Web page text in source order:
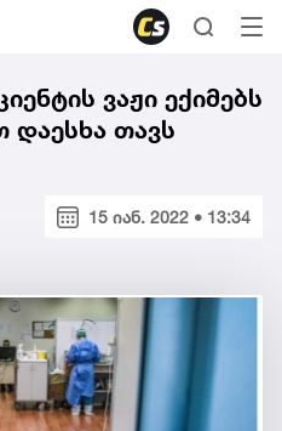
ვაჟი ექიმებს
დაესხა თავს
15 იან. 2022 • 13:34